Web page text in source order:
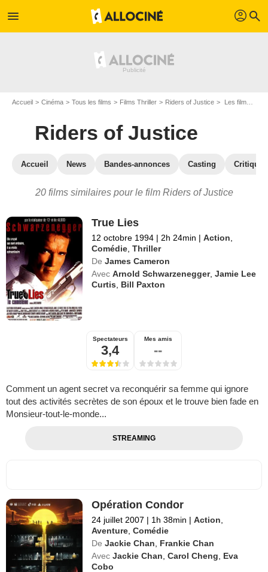
menu profil search
Accueil Cinéma Tous les films Films Thriller Riders of Justice Les films similaires à "Riders of Justice"
Riders of Justice
Accueil News Bandes-annonces Casting
20 films similaires pour le film Riders of Justice
True Lies
12 octobre 1994 | 2h 24min | Action
Comédie ,Thriller
De James Cameron
Avec Arnold Schwarzenegger,Jamie Lee
Curtis
Bill Paxton
Spectateurs
3,4
Mes amis
--
Comment un agent secret va reconquérir sa femme qui ignore
tout des activités secrètes de son époux et le trouve bien fade en
Monsieur-tout-le-monde...
STREAMING
Opération Condor
24 juillet 2007 | 1h 38min | Action
Aventure ,Comédie
De Jackie Chan
Frankie Chan
Avec Jackie Chan ,Carol Cheng
Eva
Cobo